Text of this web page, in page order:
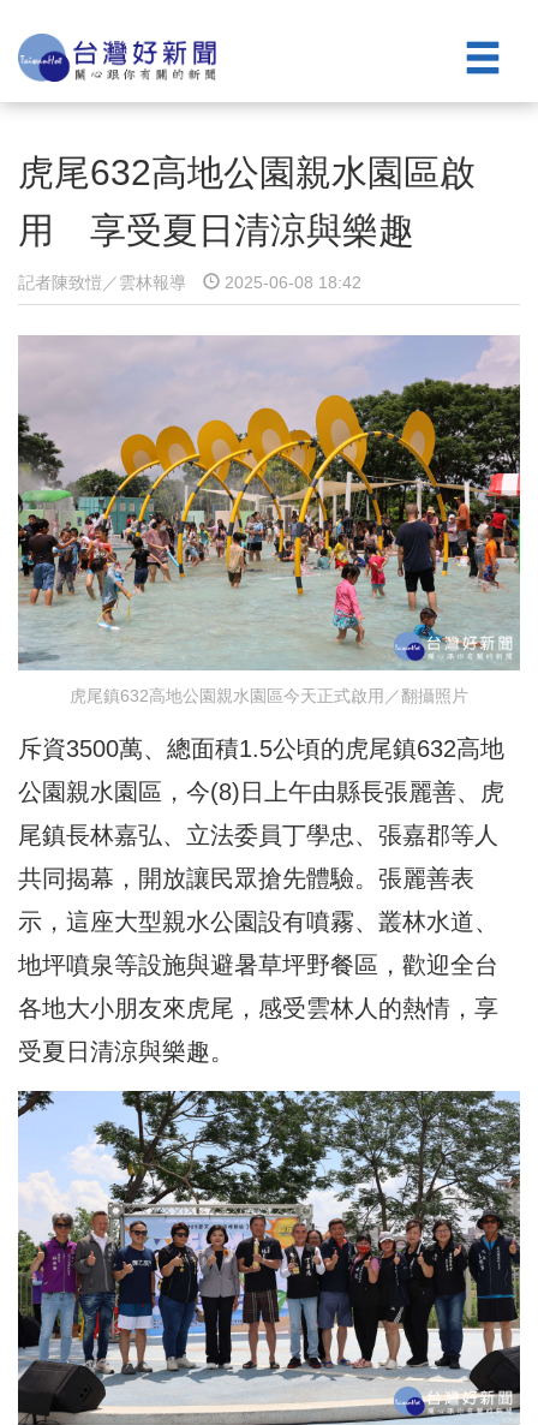
虎尾632高地公園親水園區啟
用 享受夏日清涼與樂趣
記者陳致愷／雲林報導 2025-06-08 18:42
虎尾鎮632高地公園親水園區今天正式啟用／翻攝照片
斥資3500萬、總面積1.5公頃的虎尾鎮632高地
公園親水園區，今(8)日上午由縣長張麗善、虎
尾鎮長林嘉弘、立法委員丁學忠、張嘉郡等人
共同揭幕，開放讓民眾搶先體驗。張麗善表
示，這座大型親水公園設有噴霧、叢林水道、
地坪噴泉等設施與避暑草坪野餐區，歡迎全台
各地大小朋友來虎尾，感受雲林人的熱情，享
受夏日清涼與樂趣。